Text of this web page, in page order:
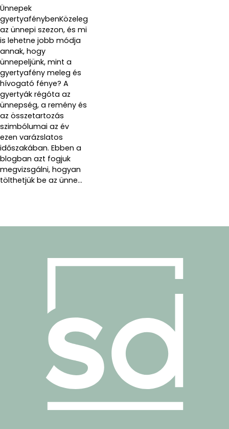
Ünnepek
gyertyafénybenKözeleg
az ünnepi szezon, és mi
is lehetne jobb módja
annak, hogy
ünnepeljünk, mint a
gyertyafény meleg és
hívogató fénye? A
gyertyák régóta az
ünnepség, a remény és
az összetartozás
szimbólumai az év
ezen varázslatos
időszakában. Ebben a
blogban azt fogjuk
megvizsgálni, hogyan
tölthetjük be az ünne...